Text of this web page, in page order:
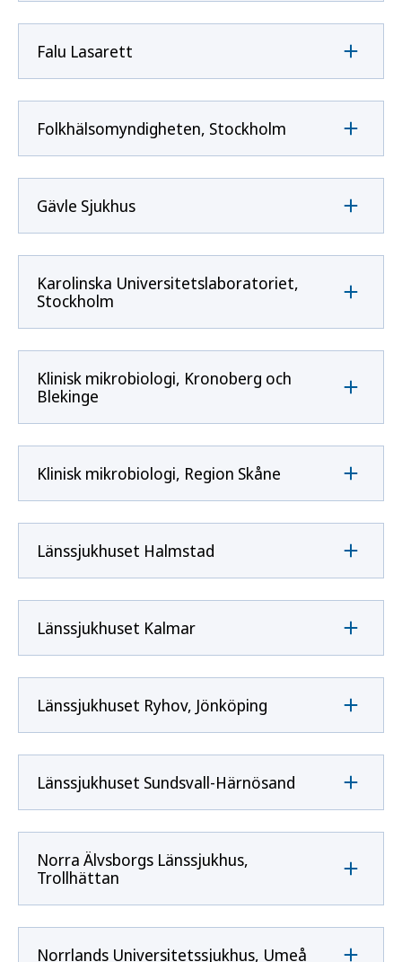
Falu Lasarett
Folkhälsomyndigheten, Stockholm
Gävle Sjukhus
Karolinska Universitetslaboratoriet,
Stockholm
Klinisk mikrobiologi, Kronoberg och
Blekinge
Klinisk mikrobiologi, Region Skåne
Länssjukhuset Halmstad
Länssjukhuset Kalmar
Länssjukhuset Ryhov, Jönköping
Länssjukhuset Sundsvall-Härnösand
Norra Älvsborgs Länssjukhus,
Trollhättan
Norrlands Universitetssjukhus, Umeå